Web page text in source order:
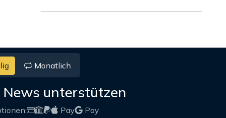
Monatlich
unterstützen
Pay
Pay